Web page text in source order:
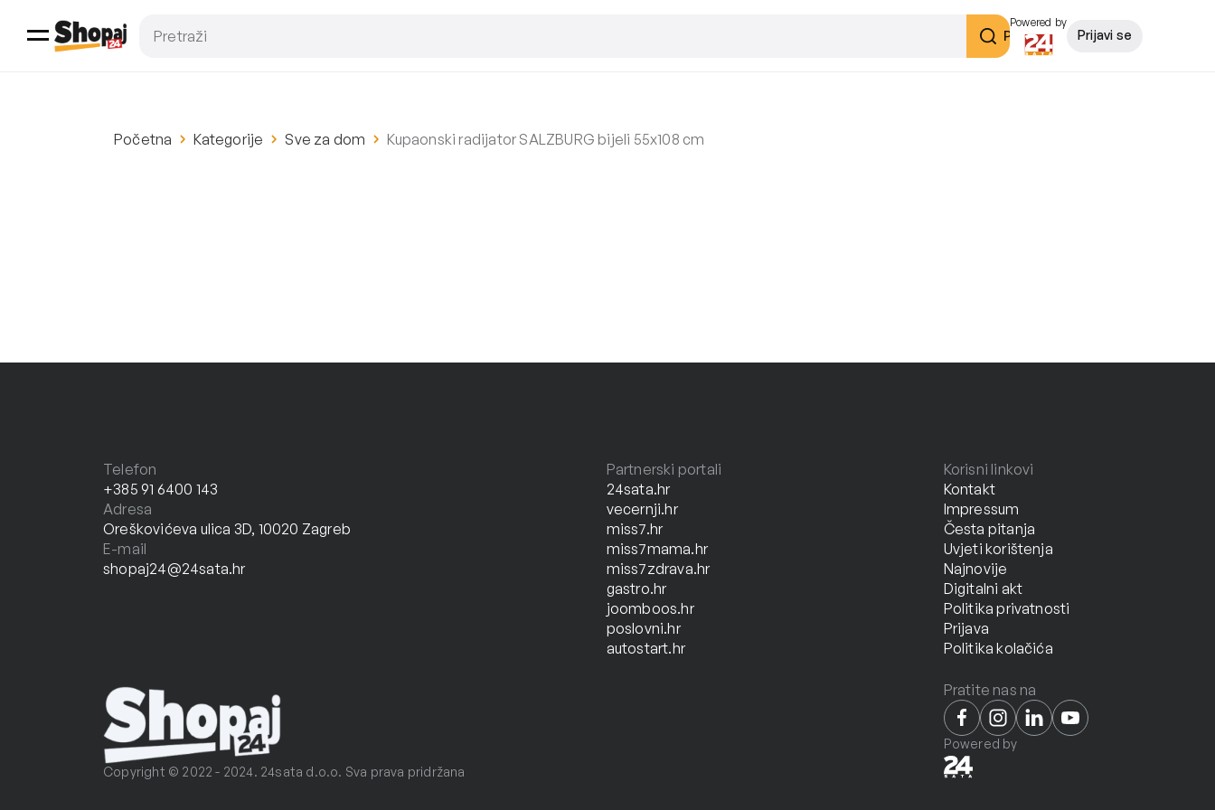
Pretraži
Powered by
Prijavi se
Početna Kategorije Sve za dom Kupaonski radijator SALZBURG bijeli 55x108 cm
Telefon
+385 91 6400 143
Adresa
Oreškovićeva ulica 3D, 10020 Zagreb
E-mail
shopaj24@24sata.hr
Copyright © 2022 - 2024. 24sata d.o.o. Sva prava pridržana
Partnerski portali
24sata.hr
vecernji.hr
miss7.hr
miss7mama.hr
miss7zdrava.hr
gastro.hr
joomboos.hr
poslovni.hr
autostart.hr
Korisni linkovi
Kontakt
Impressum
Česta pitanja
Uvjeti korištenja
Najnovije
Digitalni akt
Politika privatnosti
Prijava
Politika kolačića
Pratite nas na
Powered by